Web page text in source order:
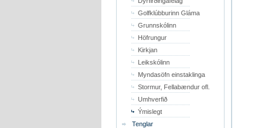
Golfklúbburinn Gláma
Grunnskólinn
Höfrungur
Kirkjan
Leikskólinn
Myndasöfn einstaklinga
Stormur, Fellabændur ofl.
Umhverfið
Ýmislegt
Tenglar